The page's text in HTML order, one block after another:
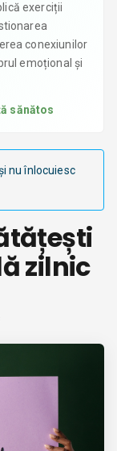
exerciții
conexiunilor
emoțional și
sănătos
nu înlocuiesc
zilnic